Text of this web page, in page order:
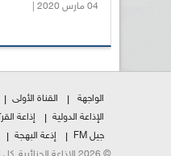
04 مارس 2020 |
الواجهة القناة الأولى
الإذاعة الدولية
إذاعة
جيل FM
إذعة البهجة